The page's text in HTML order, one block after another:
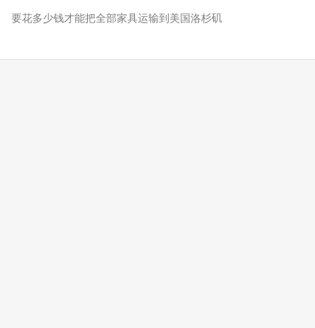
要花多少钱才能把全部家具运输到美国洛杉矶